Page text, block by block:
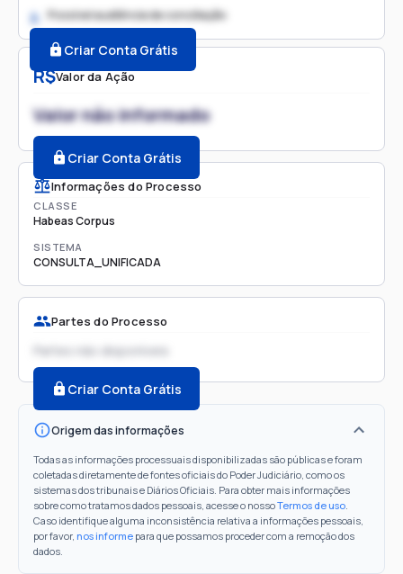
R$Valor da Ação
Valor não informado
Criar Conta Grátis
Informações do Processo
CLASSE
Habeas Corpus
SISTEMA
CONSULTA_UNIFICADA
Partes do Processo
Partes não disponíveis
Criar Conta Grátis
Origem das informações
Todas as informações processuais disponibilizadas são públicas e foram
coletadas diretamente de fontes oficiais do Poder Judiciário, como os
sistemas dos tribunais e Diários Oficiais. Para obter mais informações
sobre como tratamos dados pessoais, acesse o nossoTermos de uso.
Caso identifique alguma inconsistência relativa a informações pessoais,
por favor, nos informe para que possamos proceder com a remoção dos
dados.
2. Possível audiência de conciliação
Criar Conta Grátis